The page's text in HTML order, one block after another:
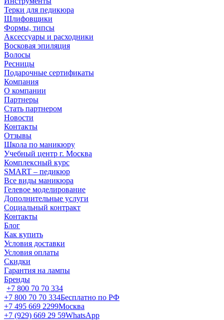
Терки для педикюра
Шлифовщики
Формы, типсы
Аксессуары и расходники
Восковая эпиляция
Волосы
Ресницы
Подарочные сертификаты
Компания
О компании
Партнеры
Стать партнером
Новости
Контакты
Отзывы
Школа по маникюру
Учебный центр г. Москва
Комплексный курс
SMART – педикюр
Все виды маникюра
Гелевое моделирование
Дополнительные услуги
Социальный контракт
Контакты
Блог
Как купить
Условия доставки
Условия оплаты
Скидки
Гарантия на лампы
Бренды
+7 800 70 70 334
+7 800 70 70 334Бесплатно по РФ
+7 495 669 2299Москва
+7 (929) 669 29 59WhatsApp